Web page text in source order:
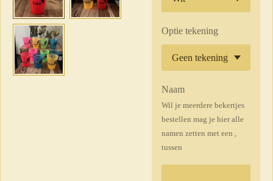
Optie tekening
Naam
Wil je meerdere bekertjes
bestellen mag je hier alle
namen zetten met een ,
tussen